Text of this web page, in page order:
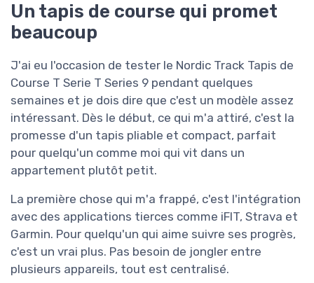
Un tapis de course qui promet
beaucoup
J'ai eu l'occasion de tester le Nordic Track Tapis de
Course T Serie T Series 9 pendant quelques
semaines et je dois dire que c'est un modèle assez
intéressant. Dès le début, ce qui m'a attiré, c'est la
promesse d'un tapis pliable et compact, parfait
pour quelqu'un comme moi qui vit dans un
appartement plutôt petit.
La première chose qui m'a frappé, c'est l'intégration
avec des applications tierces comme iFIT, Strava et
Garmin. Pour quelqu'un qui aime suivre ses progrès,
c'est un vrai plus. Pas besoin de jongler entre
plusieurs appareils, tout est centralisé.